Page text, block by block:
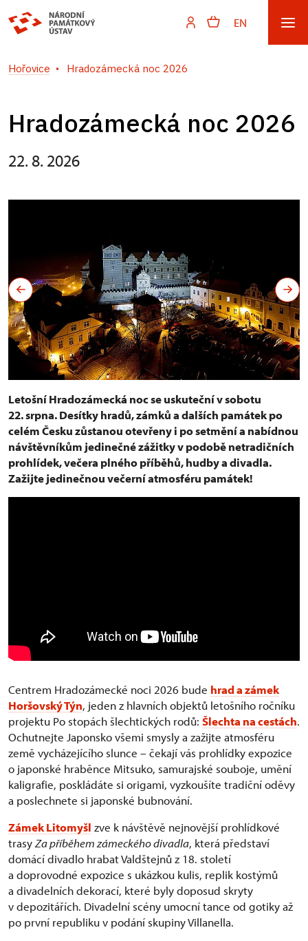
EN
Hořovice Hradozámecká noc 2026
Hradozámecká noc 2026
22. 8. 2026
Letošní Hradozámecká noc se uskuteční v sobotu
22. srpna. Desítky hradů, zámků a dalších památek po
celém Česku zůstanou otevřeny i po setmění a nabídnou
návštěvníkům jedinečné zážitky v podobě netradičních
prohlídek, večera plného příběhů, hudby a divadla.
Zažijte jedinečnou večerní atmosféru památek!
Centrem Hradozámecké noci 2026 bude hrad a zámek
Horšovský Týn, jeden z hlavních objektů letošního ročníku
projektu Po stopách šlechtických rodů: Šlechta na cestách.
Ochutnejte Japonsko všemi smysly a zažijte atmosféru
země vycházejícího slunce – čekají vás prohlídky expozice
o japonské hraběnce Mitsuko, samurajské souboje, umění
kaligrafie, poskládáte si origami, vyzkoušíte tradiční oděvy
a poslechnete si japonské bubnování.
Zámek Litomyšl zve k návštěvě nejnovější prohlídkové
trasyZa příběhem zámeckého divadla, která představí
domácí divadlo hrabat Valdštejnů z 18. století
a doprovodné expozice s ukázkou kulis, replik kostýmů
a divadelních dekorací, které byly doposud skryty
v depozitářích. Divadelní scény umocní tance od gotiky až
po první republiku v podání skupiny Villanella.